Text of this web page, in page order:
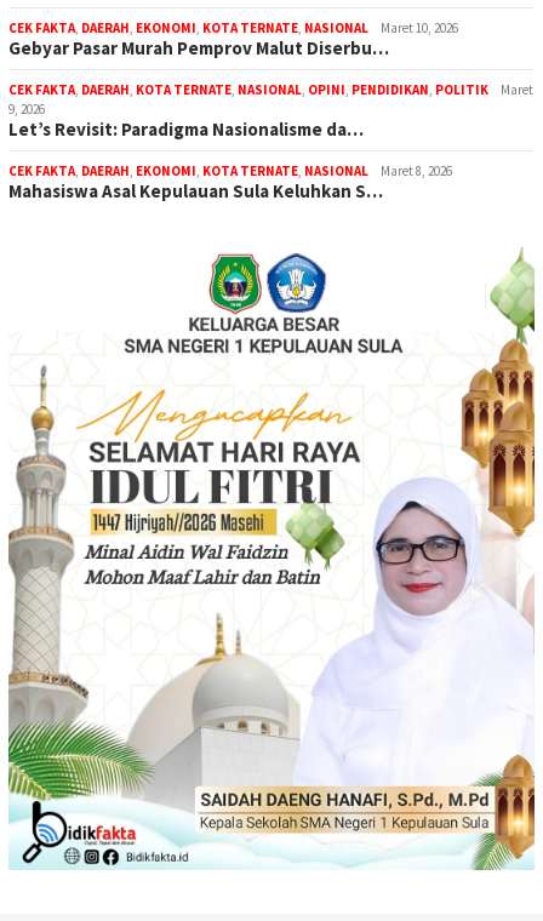
CEK FAKTA, DAERAH, EKONOMI, KOTA TERNATE, NASIONAL Maret 10, 2026
Gebyar Pasar Murah Pemprov Malut Diserbu…
CEK FAKTA, DAERAH, KOTA TERNATE, NASIONAL, OPINI, PENDIDIKAN, POLITIK
Maret
9, 2026
Let’s Revisit: Paradigma Nasionalisme da…
CEK FAKTA, DAERAH, EKONOMI, KOTA TERNATE, NASIONAL Maret 8, 2026
Mahasiswa Asal Kepulauan Sula Keluhkan S…